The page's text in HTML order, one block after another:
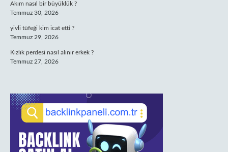
Akım nasıl bir büyüklük ?
Temmuz 30, 2026
yivli tüfeği kim icat etti ?
Temmuz 29, 2026
Kızlık perdesi nasıl alınır erkek ?
Temmuz 27, 2026